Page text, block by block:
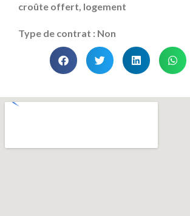
croûte offert, logement
Type de contrat : Non